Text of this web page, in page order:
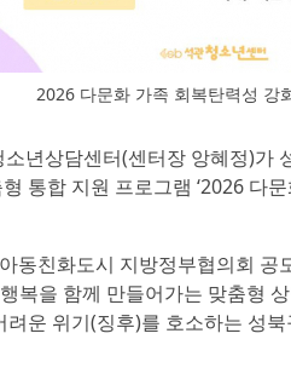
2026 다문화 가족 회복탄력성 강
년상담센터(센터장 앙혜정)가
통합 지원 프로그램 ‘2026 다
동친화도시 지방정부협의회
행복을 함께 만들어가는 맞춤형
운 위기(징후)를 호소하는 성